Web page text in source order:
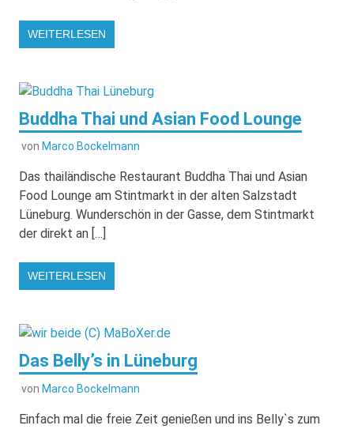
WEITERLESEN
Buddha Thai und Asian Food Lounge
von Marco Bockelmann
Das thailändische Restaurant Buddha Thai und Asian
Food Lounge am Stintmarkt in der alten Salzstadt
Lüneburg. Wunderschön in der Gasse, dem Stintmarkt
der direkt an […]
WEITERLESEN
Das Belly’s in Lüneburg
von Marco Bockelmann
Einfach mal die freie Zeit genießen und ins Belly`s zum